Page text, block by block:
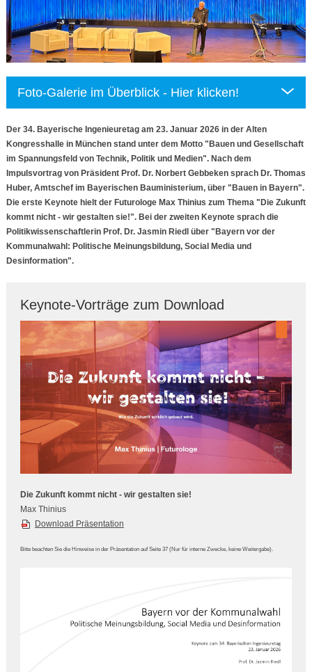
Foto-Galerie im Überblick - Hier klicken!
Der 34. Bayerische Ingenieuretag am 23. Januar 2026 in der Alten
Kongresshalle in München stand unter dem Motto "Bauen und Gesellschaft
im Spannungsfeld von Technik, Politik und Medien". Nach dem
Impulsvortrag von Präsident Prof. Dr. Norbert Gebbeken sprach Dr. Thomas
Huber, Amtschef im Bayerischen Bauministerium, über "Bauen in Bayern".
Die erste Keynote hielt der Futurologe Max Thinius zum Thema "Die Zukunft
kommt nicht - wir gestalten sie!". Bei der zweiten Keynote sprach die
Politikwissenschaftlerin Prof. Dr. Jasmin Riedl über "Bayern vor der
Kommunalwahl: Politische Meinungsbildung, Social Media und
Desinformation".
Keynote-Vorträge zum Download
Die Zukunft kommt nicht - wir gestalten sie!
Max Thinius
Download Präsentation
Bitte beachten Sie die Hinweise in der Präsentation auf Seite 37 (Nur für interne Zwecke, keine Weitergabe).